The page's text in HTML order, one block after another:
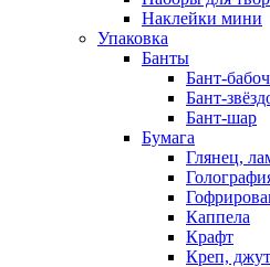
Наклейки мини
Упаковка
Банты
Бант-
Бант-
Бант-шар
Бумага
Глянец,
Каппела
Крафт
Креп, джут